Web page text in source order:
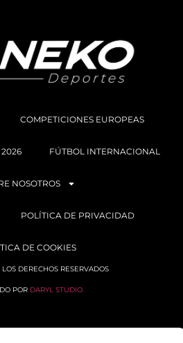
COMPETICIONES EUROPEAS
FÚTBOL INTERNACIONAL
NOSOTROS
POLÍTICA DE PRIVACIDAD
DE COOKIES
DERECHOS RESERVADOS
POR DARYL STUDIO.